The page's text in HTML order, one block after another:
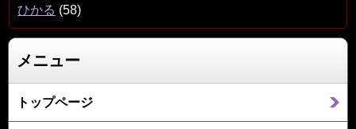
ひかる (58)
メニュー
トップページ